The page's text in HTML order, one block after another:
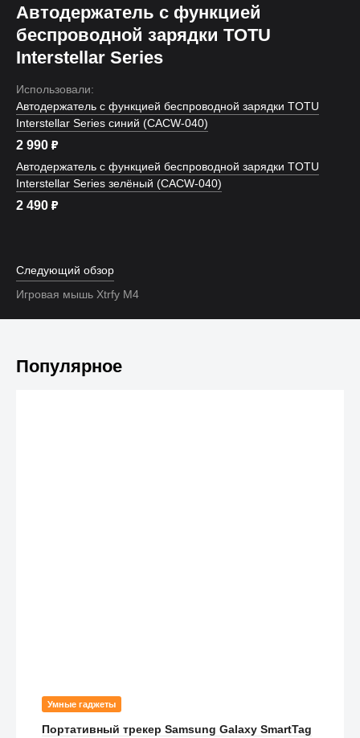
Автодержатель с функцией
беспроводной зарядки TOTU
Interstellar Series
Использовали:
Автодержатель с функцией беспроводной зарядки TOTU
Interstellar Series синий (CACW-040)
2 990 ₽
Автодержатель с функцией беспроводной зарядки TOTU
Interstellar Series зелёный (CACW-040)
2 490 ₽
Следующий обзор
Игровая мышь Xtrfy M4
Популярное
Умные гаджеты
Портативный трекер Samsung Galaxy SmartTag